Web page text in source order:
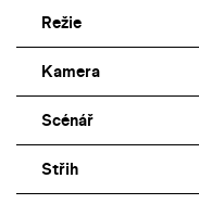
Režie
Kamera
Scénář
Střih